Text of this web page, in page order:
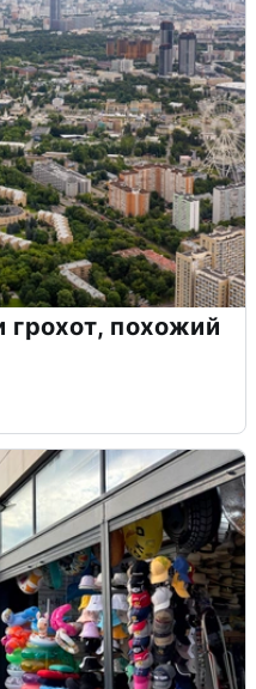
похожий